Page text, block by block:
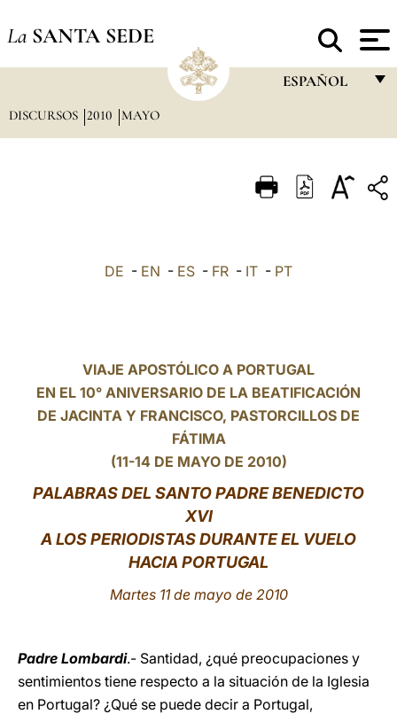
La SANTA SEDE
ESPAÑOL
ITALIANO
中文
LATINE
DISCURSOS 2010 MAYO
DE - EN - ES - FR - IT - PT
VIAJE APOSTÓLICO A PORTUGAL
EN EL 10° ANIVERSARIO DE LA BEATIFICACIÓN
DE JACINTA Y FRANCISCO, PASTORCILLOS DE
FÁTIMA
(11-14 DE MAYO DE 2010)
PALABRAS DEL SANTO PADRE BENEDICTO
XVI
A LOS PERIODISTAS DURANTE EL VUELO
HACIA PORTUGAL
Martes 11 de mayo de 2010
Padre Lombardi.- Santidad, ¿qué preocupaciones y
sentimientos tiene respecto a la situación de la Iglesia
en Portugal? ¿Qué se puede decir a Portugal,